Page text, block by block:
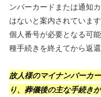
ンバーカードまたは通知
はないと案内されていま
個人番号が必要となる可
種手続きを終えてから返
故人様のマイナンバーカ
り、葬儀後の主な手続き